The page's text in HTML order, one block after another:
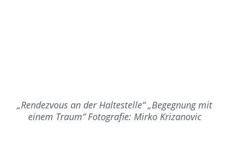
„Rendezvous an der Haltestelle“ „Begegnung mit
einem Traum“ Fotografie: Mirko Krizanovic